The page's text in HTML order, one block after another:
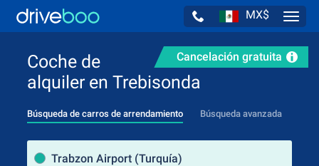
MX$
Cancelación gratuita
Coche de
alquiler en Trebisonda
Búsqueda de carros de arrendamiento Búsqueda avanzada
Trabzon Airport (Turquía)